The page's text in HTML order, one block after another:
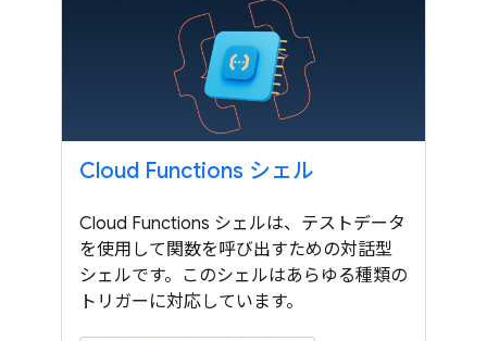
Cloud Functions シェル
Cloud Functions シェルは、テストデータ
を使用して関数を呼び出すための対話型
シェルです。このシェルはあらゆる種類の
トリガーに対応しています。